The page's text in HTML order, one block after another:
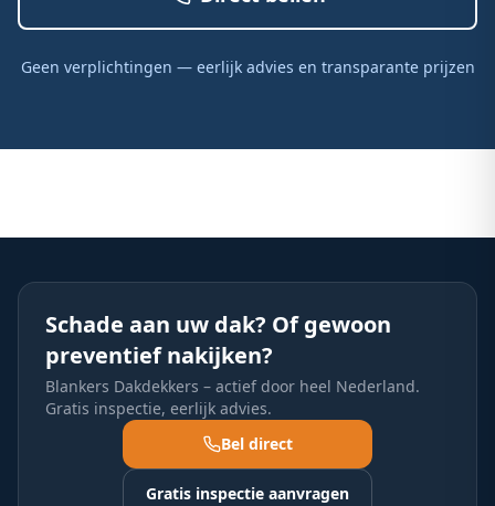
Geen verplichtingen — eerlijk advies en transparante prijzen
Schade aan uw dak? Of gewoon
preventief nakijken?
Blankers Dakdekkers – actief door heel Nederland.
Gratis inspectie, eerlijk advies.
Bel direct
Gratis inspectie aanvragen